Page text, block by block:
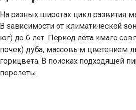
На разных широтах цикл развития
В зависимости от климатической
юг) до 6 лет. Период лёта имаго
почек) дуба, массовым цветением
горицвета. В поисках подходящей
перелеты.